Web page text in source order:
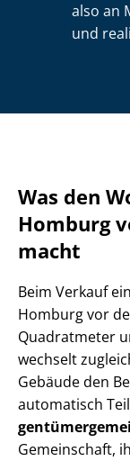
also an
und
Was den
Homburg
macht
Beim Verkauf
Homburg vor
Quadratmeter
wechselt
Gebäude den
automatisch
Gemeinschaft,